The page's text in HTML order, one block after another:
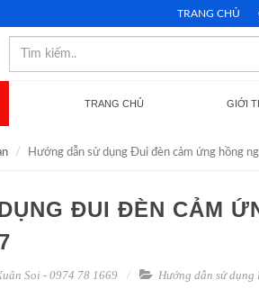
TRANG CHỦ
TRANG CHỦ GIỚI
Hướng dẫn sử dụng Đui đèn cảm ứng hồng
ĐUI ĐÈN CẢM
Soi - 0974 78 1669 Hướng dẫn sử dụng